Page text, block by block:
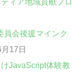
ィア地域貢献プロ
員会後援マインク
17日
JavaScript体験教